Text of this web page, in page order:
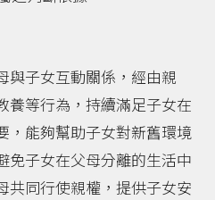
與子女互動關係，經由親
養等行為，持續滿足子女在
，能夠幫助子女對新舊環境
免子女在父母分離的生活中
共同行使親權，提供子女安